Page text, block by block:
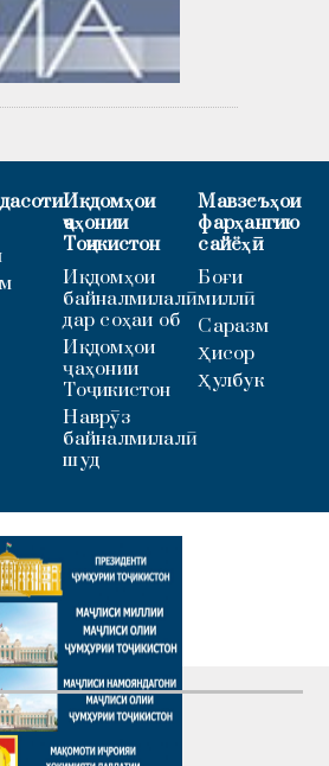
Иқдомҳои
ҷаҳонии
Тоҷикистон
Иқдомҳои
байналмилалӣ
дар соҳаи об
Иқдомҳои
ҷаҳонии
Тоҷикистон
Наврӯз
байналмилалӣ
шуд
Мавзеъҳои
фарҳангию
сайёҳӣ
Боғи
миллӣ
Саразм
Ҳисор
Ҳулбук